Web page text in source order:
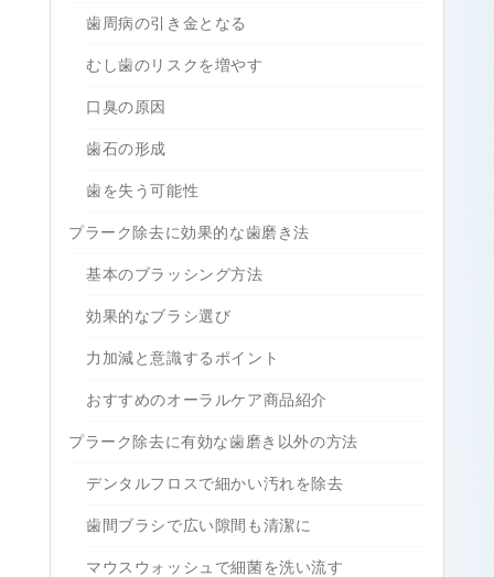
歯周病の引き金となる
むし歯のリスクを増やす
口臭の原因
歯石の形成
歯を失う可能性
プラーク除去に効果的な歯磨き法
基本のブラッシング方法
効果的なブラシ選び
力加減と意識するポイント
おすすめのオーラルケア商品紹介
プラーク除去に有効な歯磨き以外の方法
デンタルフロスで細かい汚れを除去
歯間ブラシで広い隙間も清潔に
マウスウォッシュで細菌を洗い流す